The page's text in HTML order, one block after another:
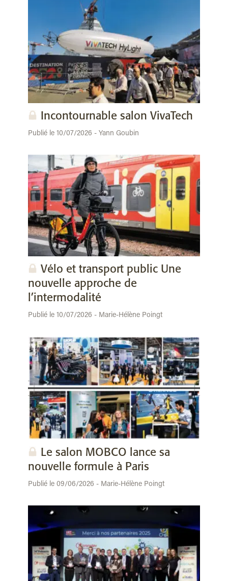
Incontournable salon VivaTech
Publié le 10/07/2026 - Yann Goubin
Vélo et transport public Une
nouvelle approche de
l’intermodalité
Publié le 10/07/2026 - Marie-Hélène Poingt
Le salon MOBCO lance sa
nouvelle formule à Paris
Publié le 09/06/2026 - Marie-Hélène Poingt